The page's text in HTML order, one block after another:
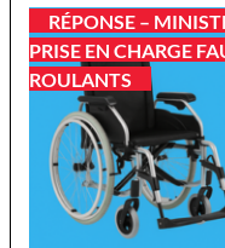
RÉPONSE –
PRISE EN CHARGE
ROULANTS